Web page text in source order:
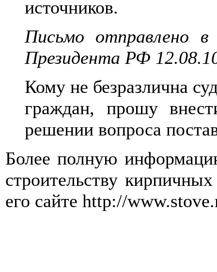
источников.
Письмо отправлено в
Президента РФ
Кому не безразлична
граждан, прошу
решении вопроса
Более полную
строительству
его сайте http://